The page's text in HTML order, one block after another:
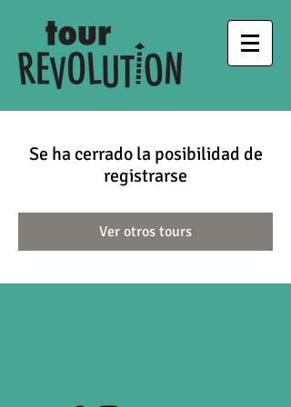
Se ha cerrado la posibilidad de
registrarse
Ver otros tours